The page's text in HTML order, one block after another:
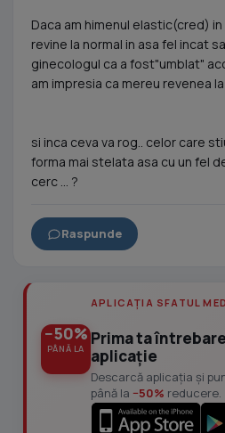
Daca am himenul elastic(cred)
revine la normal in asa fel incat
ginecologul ca a fost"umblat"
am impresia ca mereu revenea
si inca ceva va rog.. celor care
forma mai stelata asa cu un fel
cerc ... ?
Raspunde
−50%
PÂNĂ LA
APLICAȚIA SFATUL
Prima ta
aplicație
Descarcă aplicația și
până la −50% reducere.